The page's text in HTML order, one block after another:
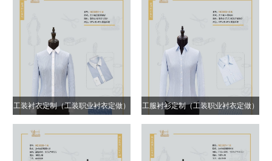
工装衬衣定制（工装职业衬衣定做） 工服衬衫定制（工装职业衬衣定做）